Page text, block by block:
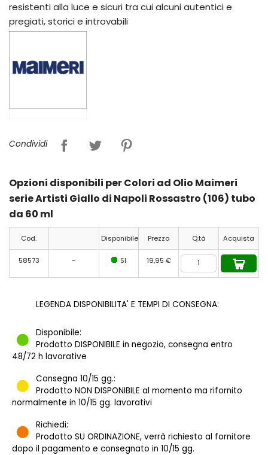
resistenti alla luce e sicuri tra cui alcuni autentici e
pregiati, storici e introvabili
Condividi
Opzioni disponibili per Colori ad Olio Maimeri
serie Artisti Giallo di Napoli Rossastro (106) tubo
da 60 ml
Cod. Disponibile Prezzo Q.tà Acquista
58573 - SI 19,95 €
LEGENDA DISPONIBILITA' E TEMPI DI CONSEGNA:
Disponibile:
Prodotto DISPONIBILE in negozio, consegna entro
48/72 h lavorative
Consegna 10/15 gg.:
Prodotto NON DISPONIBILE al momento ma rifornito
normalmente in 10/15 gg. lavorativi
Richiedi:
Prodotto SU ORDINAZIONE, verrà richiesto al fornitore
dopo il pagamento e consegnato in 10/15 gg.